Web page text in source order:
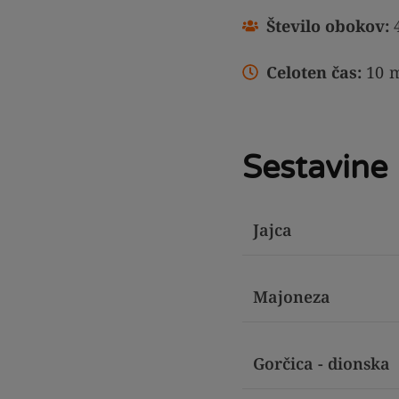
Število obokov:
Celoten čas: 10
Sestavine
Jajca
Majoneza
Gorčica - dionska